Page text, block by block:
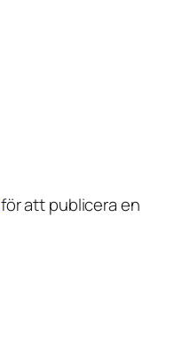
för att publicera en